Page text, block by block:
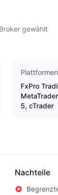
gewählt
Plattformen
FxPro
5, cTrader
Nachteile